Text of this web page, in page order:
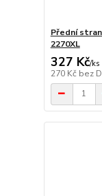
Přední
2270XL
327 Kč/ks
270 Kč bez